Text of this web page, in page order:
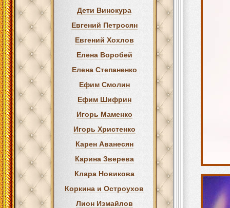
Дети Винокура
Евгений Петросян
Евгений Хохлов
Елена Воробей
Елена Степаненко
Ефим Смолин
Ефим Шифрин
Игорь Маменко
Игорь Христенко
Карен Аванесян
Карина Зверева
Клара Новикова
Коркина и Остроухов
Лион Измайлов